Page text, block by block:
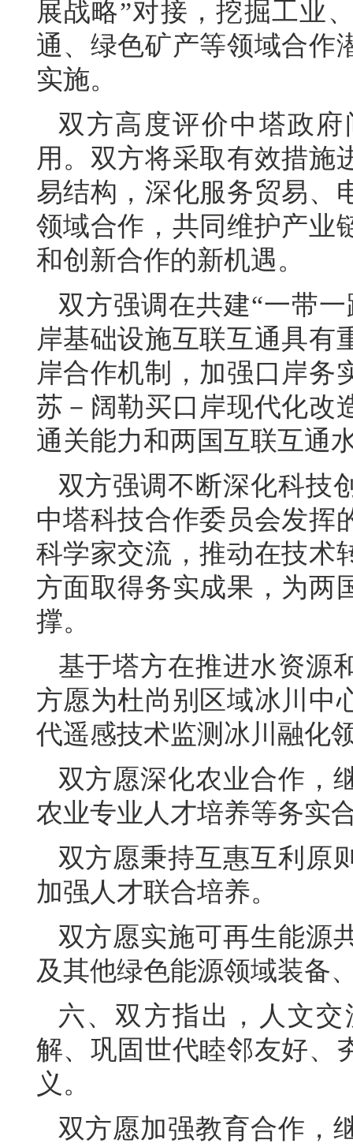
展战略”对接，挖掘工业
通、绿色矿产等领域合作
实施。
双方高度评价中塔政
用。双方将采取有效措施
易结构，深化服务贸易、
领域合作，共同维护产业
和创新合作的新机遇。
双方强调在共建“一带
岸基础设施互联互通具有
岸合作机制，加强口岸务
苏－阔勒买口岸现代化改
通关能力和两国互联互通
双方强调不断深化科技
中塔科技合作委员会发挥
科学家交流，推动在技术
方面取得务实成果，为两
撑。
基于塔方在推进水资源
方愿为杜尚别区域冰川中
代遥感技术监测冰川融化
双方愿深化农业合作，
农业专业人才培养等务实
双方愿秉持互惠互利原
加强人才联合培养。
双方愿实施可再生能源
及其他绿色能源领域装备
六、双方指出，人文
解、巩固世代睦邻友好、
义。
双方愿加强教育合作，